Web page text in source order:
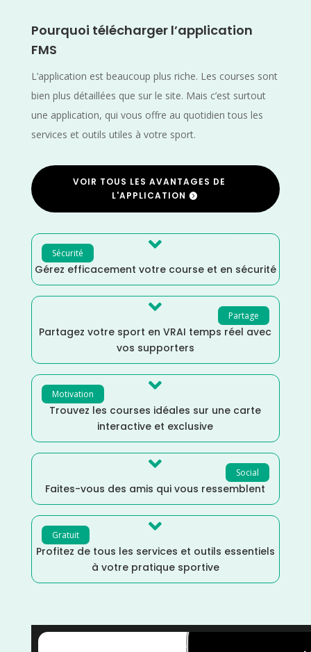
Pourquoi télécharger l’application
FMS
L’application est beaucoup plus riche. Les courses sont
bien plus détaillées que sur le site. Mais c’est surtout
une application, qui vous offre au quotidien tous les
services et outils utiles à votre sport.
VOIR TOUS LES AVANTAGES DE
L'APPLICATION
Sécurité 
Gérez efficacement votre course et en sécurité
Partage

Partagez votre sport en VRAI temps réel avec
vos supporters
Motivation 
Trouvez les courses idéales sur une carte
interactive et exclusive
Social

Faites-vous des amis qui vous ressemblent
Gratuit 
Profitez de tous les services et outils essentiels
à votre pratique sportive